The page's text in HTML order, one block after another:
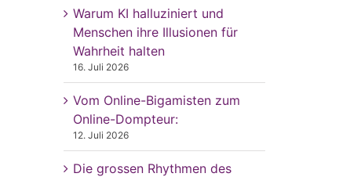
Warum KI halluziniert und
Menschen ihre Illusionen für
Wahrheit halten
16. Juli 2026
Vom Online-Bigamisten zum
Online-Dompteur:
12. Juli 2026
Die grossen Rhythmen des